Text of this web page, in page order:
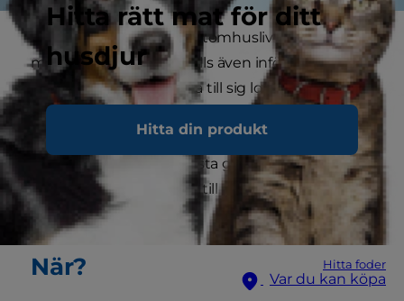
Hitta rätt mat för ditt
husdjur
Hitta din produkt
Hitta foder
Var du kan köpa
Katter med tillgång till utomhusliv upplever en
massa roligt men de ställs även inför risker: trafik,
hundar, andra katter, dra till sig loppor eller få
obehagliga sjukdomar… listan är lång. Som du
förstår kan det vara nervöst att släppa ut katten i
stora vida världen för första gången. Som tur är
finns det åtgärder att ta till så din katt skall gå
säker.
När?